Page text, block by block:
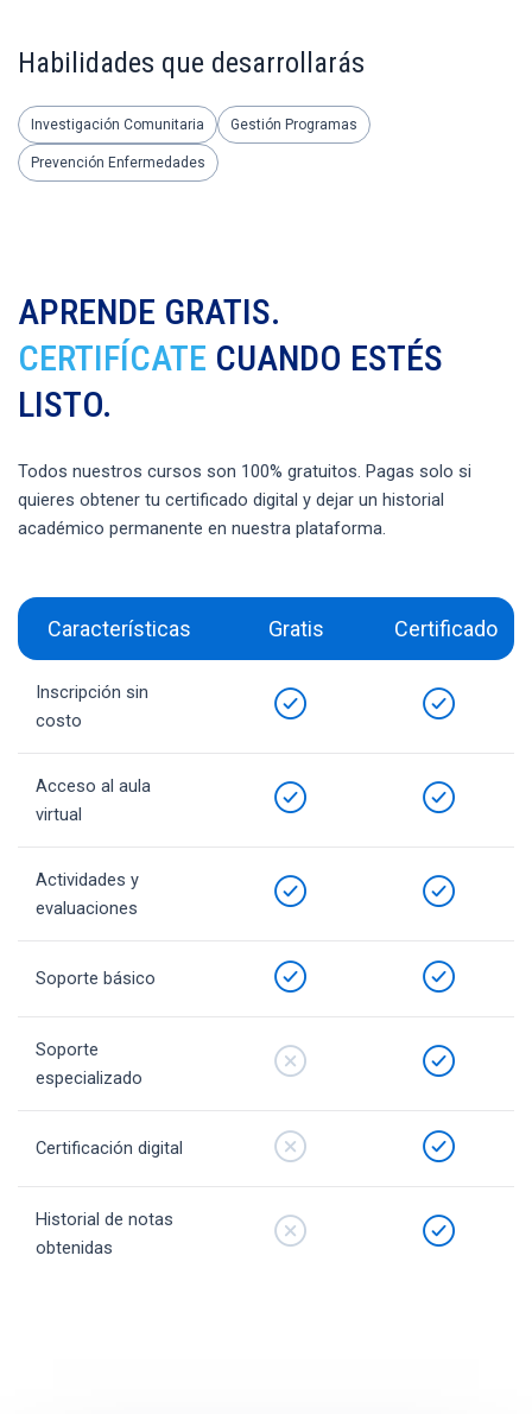
Habilidades que desarrollarás
Investigación Comunitaria Gestión Programas
Prevención Enfermedades
APRENDE GRATIS.
CERTIFÍCATE CUANDO ESTÉS
LISTO.
Todos nuestros cursos son 100% gratuitos. Pagas solo si
quieres obtener tu certificado digital y dejar un historial
académico permanente en nuestra plataforma.
Características Gratis Certificado
Inscripción sin
costo
Acceso al aula
virtual
Actividades y
evaluaciones
Soporte básico
Soporte
especializado
Certificación digital
Historial de notas
obtenidas